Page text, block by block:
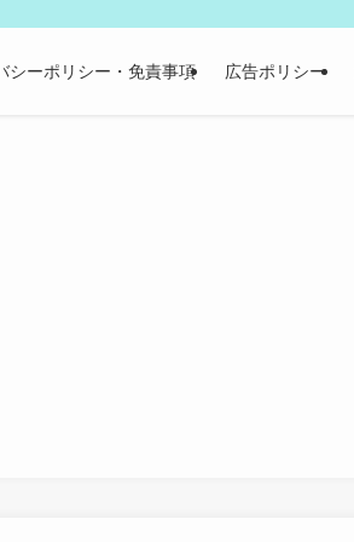
シーポリシー・免責事項 広告ポリシー